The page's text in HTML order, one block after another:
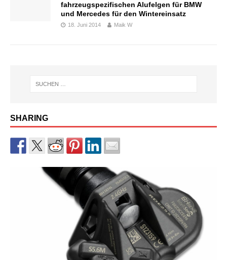
fahrzeugspezifischen Alufelgen für BMW
und Mercedes für den Wintereinsatz
18. Juni 2014 Maik W
SHARING